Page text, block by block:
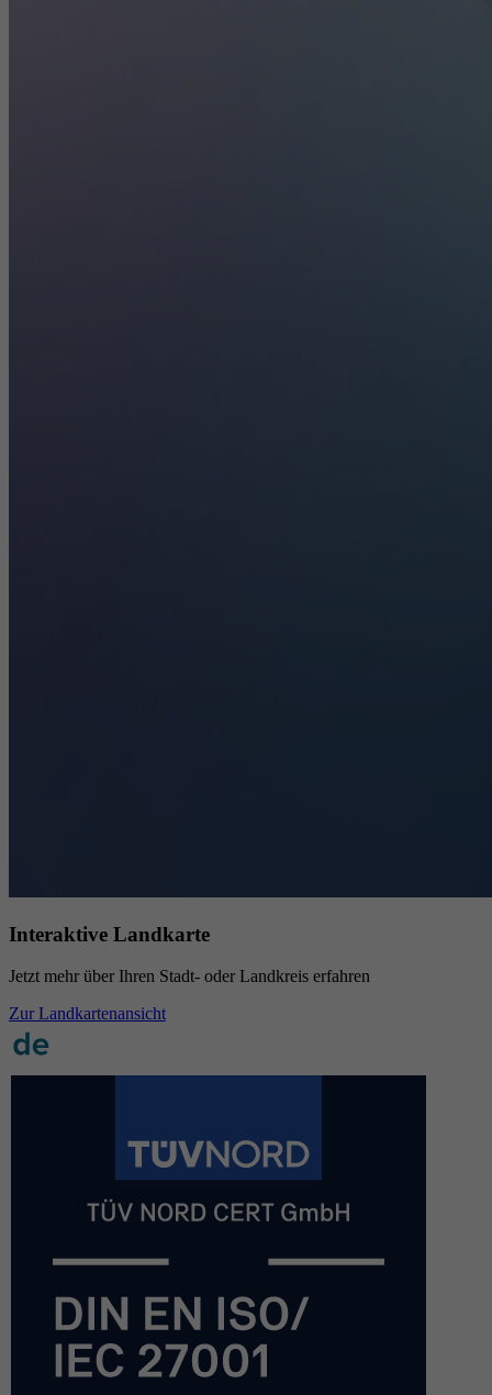
Interaktive Landkarte
Jetzt mehr über Ihren Stadt- oder Landkreis erfahren
Zur Landkartenansicht